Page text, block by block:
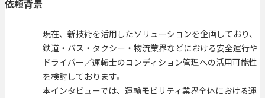
依頼背景
現在、新技術を活用したソリューションを企画しており、
鉄道・バス・タクシー・物流業界などにおける安全運行や
ドライバー／運転士のコンディション管理への活用可能性
を検討しております。
本インタビューでは、運輸モビリティ業界全体における運